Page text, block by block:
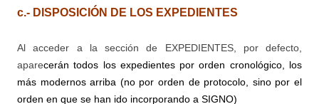
c.- DISPOSICIÓN DE LOS EXPEDIENTES
Al acceder a la sección de EXPEDIENTES, por defecto,
aparecerán todos los expedientes por orden cronológico, los
más modernos arriba (no por orden de protocolo, sino por el
orden en que se han ido incorporando a SIGNO)